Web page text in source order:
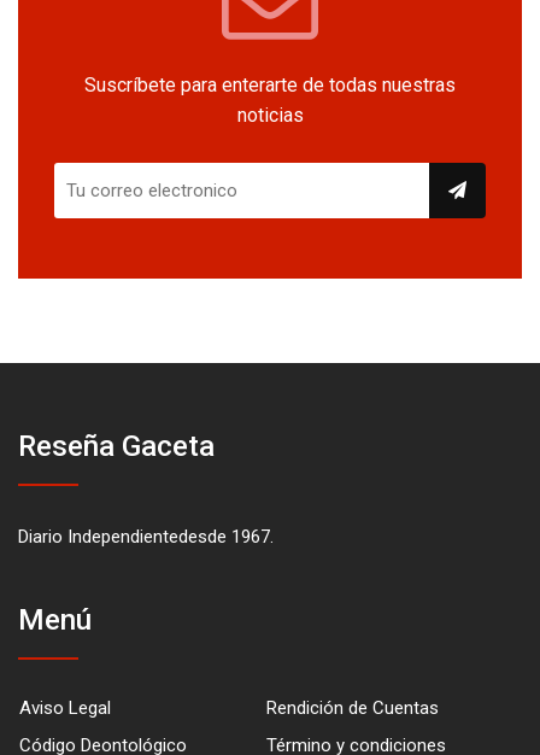
Suscríbete para enterarte de todas nuestras
noticias
Reseña Gaceta
Diario Independientedesde 1967.
Menú
Aviso Legal
Rendición de Cuentas
Código Deontológico
Término y condiciones